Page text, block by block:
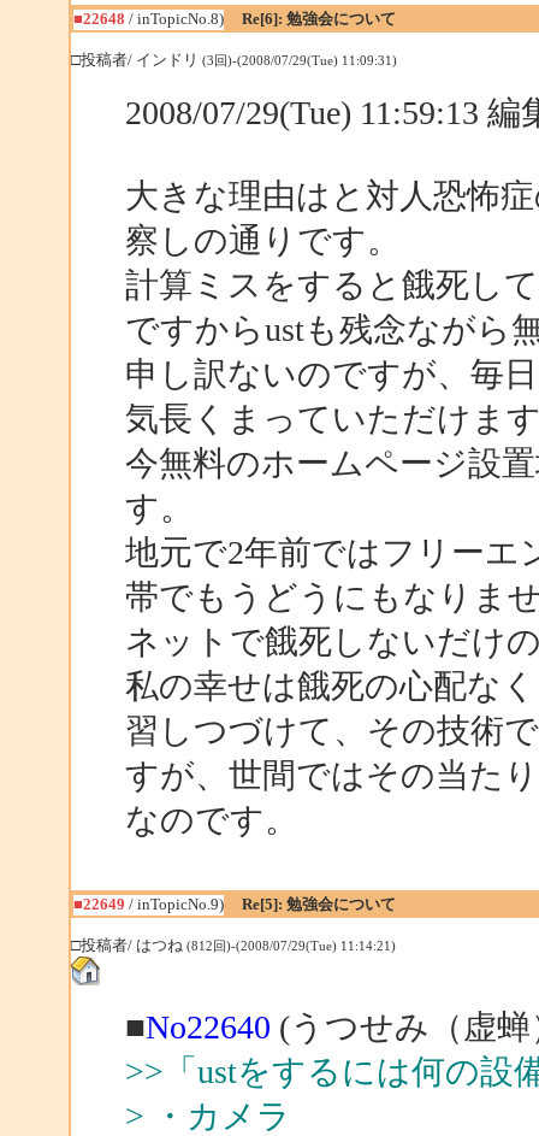
■22648 / inTopicNo.8) Re[6]: 勉強会について
□投稿者/ インドリ (3回)-(2008/07/29(Tue) 11:09:31)
2008/07/29(Tue) 11:59:13
大きな理由はと対人恐怖
察しの通りです。
計算ミスをすると餓死し
ですからustも残念ながら
申し訳ないのですが、毎
気長くまっていただけま
今無料のホームページ設
す。
地元で2年前ではフリー
帯でもうどうにもなりま
ネットで餓死しないだけ
私の幸せは餓死の心配な
習しつづけて、その技術
すが、世間ではその当た
なのです。
■22649 / inTopicNo.9) Re[5]: 勉強会について
□投稿者/ はつね (812回)-(2008/07/29(Tue) 11:14:21)
■No22640 (うつせみ（虚
>>「ustをするには何の設
> ・カメラ